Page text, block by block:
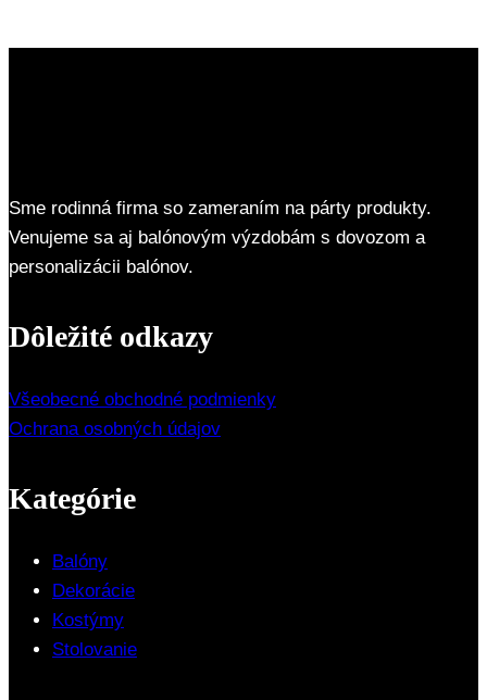
Sme rodinná firma so zameraním na párty produkty.
Venujeme sa aj balónovým výzdobám s dovozom a
personalizácii balónov.
Dôležité odkazy
Všeobecné obchodné podmienky
Ochrana osobných údajov
Kategórie
Balóny
Dekorácie
Kostýmy
Stolovanie